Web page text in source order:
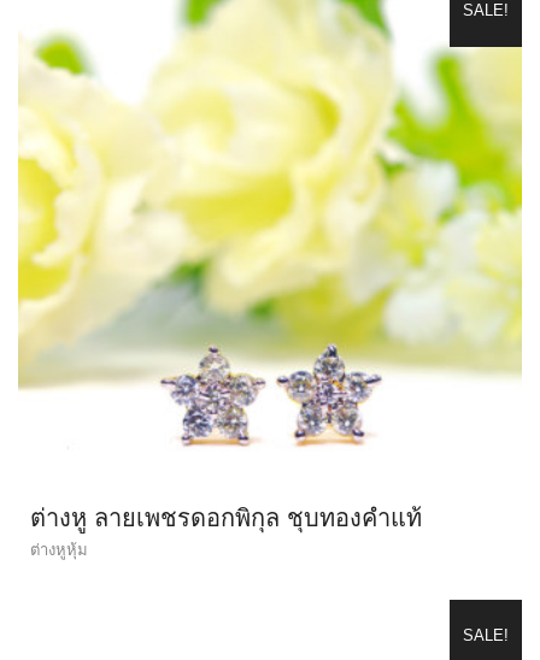
SALE!
ต่างหู ลายเพชรดอกพิกุล ชุบทองคำแท้
ต่างหูหุ้ม
SALE!